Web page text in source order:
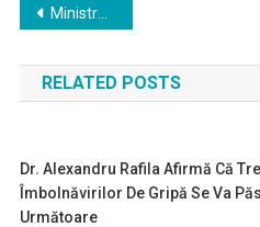
Navigare
în
articole
Ministrul Sănătăţii: Va dura între patru şi cinci ani pentru a începe o producţie de vaccinuri la Institutul Cantacuzino
RELATED POSTS
Dr. Alexandru Rafila Afirmă Că
Îmbolnăvirilor De Gripă Se Va
Următoare